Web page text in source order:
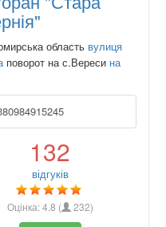
область вулиця
поворот на с.Вереси на
132
відгуків
Оцінка:4.8 ( 232)